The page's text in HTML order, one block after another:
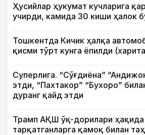
Ҳусийлар ҳукумат кучларига
учирди, камида 30 киши ҳалок
Тошкентда Кичик ҳалқа
қисми тўрт кунга ёпилди
Суперлига. “Сўғдиёна”
этди, “Пахтакор” “Бухоро”
дуранг қайд этди
Трамп АҚШ ўқ-дорилари
тарқатганларга қамоқ билан